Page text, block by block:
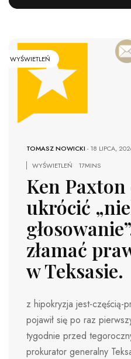
WYŚWIETLEŃ
TOMASZ NOWICKI -18 LIPCA,
WYŚWIETLEŃ
17MINS
Ken Paxton
ukrócić
złamać
w Teksasie.
z hipokryzja jest-częścią-
pojawił się po raz
tygodnie przed
prokurator generalny